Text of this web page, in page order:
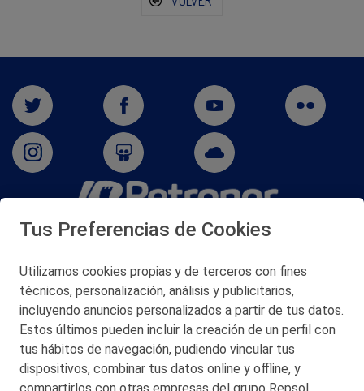
San Martín 5-Edificio Muñatones,
© 2026 Petronor S.A.
CONTACTO
Tus Preferencias de Cookies
Utilizamos cookies propias y de terceros con fines
técnicos, personalización, análisis y publicitarios,
incluyendo anuncios personalizados a partir de tus datos.
Estos últimos pueden incluir la creación de un perfil con
tus hábitos de navegación, pudiendo vincular tus
dispositivos, combinar tus datos online y offline, y